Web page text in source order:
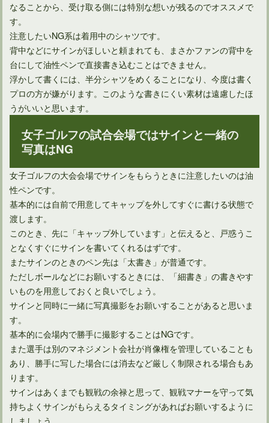
なることから、受け取る側には特別な想いが残るのでオススメで
す。
注意したいNG系は着用中のシャツです。
背中などにサインがほしいと頼まれても、まさかファンの背中を
台にして油性ペンで直接書き込むことはできません。
浮かして書くには、半分シャツをめくることになり、今度は書く
プロの方が嫌がります。このような書きにくい素材は遠慮したほ
うがいいと思います。
女子ゴルフの試合会場ではサインと一緒の
写真はNG
女子ゴルフの大会会場でサインをもらうときに注意したいのは油
性ペンです。
基本的には自前で用意してキャップを外してすぐに書ける状態で
渡します。
このとき、先に「キャップ外しています」と伝えると、戸惑うこ
となくすぐにサインを書いてくれるはずです。
またサインのときのペン先は「太書き」が普通です。
ただしボールなどにお願いするときには、「細書き」の書きやす
いものを用意しておくと良いでしょう。
サインと同時に一緒に写真撮影をお願いすることがあると思いま
す。
基本的に会場内で勝手に撮影することはNGです。
また選手は別のマネジメント会社が肖像権を管理していることも
あり、勝手に写した場合には消去など厳しく制限される場合もあ
ります。
サインはあくまでも観戦の余禄と思って、観戦マナーを守って気
持ちよくサインがもらえるタイミングがあればお願いするように
しましょう。